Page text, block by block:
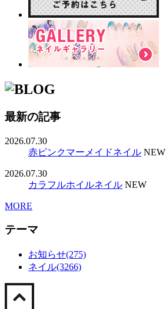
最新の記事
2026.07.30
赤ピンクマーメイドネイル NEW
2026.07.30
カラフルホイルネイル NEW
MORE
テーマ
お知らせ(275)
ネイル(3266)